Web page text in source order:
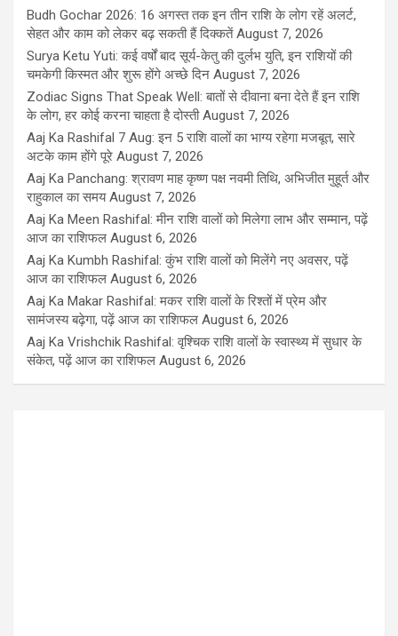
Budh Gochar 2026: 16 अगस्त तक इन तीन राशि के लोग रहें अलर्ट,
सेहत और काम को लेकर बढ़ सकती हैं दिक्कतें August 7, 2026
Surya Ketu Yuti: कई वर्षों बाद सूर्य-केतु की दुर्लभ युति, इन राशियों की
चमकेगी किस्मत और शुरू होंगे अच्छे दिन August 7, 2026
Zodiac Signs That Speak Well: बातों से दीवाना बना देते हैं इन राशि
के लोग, हर कोई करना चाहता है दोस्ती August 7, 2026
Aaj Ka Rashifal 7 Aug: इन 5 राशि वालों का भाग्य रहेगा मजबूत, सारे
अटके काम होंगे पूरे August 7, 2026
Aaj Ka Panchang: श्रावण माह कृष्ण पक्ष नवमी तिथि, अभिजीत मुहूर्त और
राहुकाल का समय August 7, 2026
Aaj Ka Meen Rashifal: मीन राशि वालों को मिलेगा लाभ और सम्मान, पढ़ें
आज का राशिफल August 6, 2026
Aaj Ka Kumbh Rashifal: कुंभ राशि वालों को मिलेंगे नए अवसर, पढ़ें
आज का राशिफल August 6, 2026
Aaj Ka Makar Rashifal: मकर राशि वालों के रिश्तों में प्रेम और
सामंजस्य बढ़ेगा, पढ़ें आज का राशिफल August 6, 2026
Aaj Ka Vrishchik Rashifal: वृश्चिक राशि वालों के स्वास्थ्य में सुधार के
संकेत, पढ़ें आज का राशिफल August 6, 2026